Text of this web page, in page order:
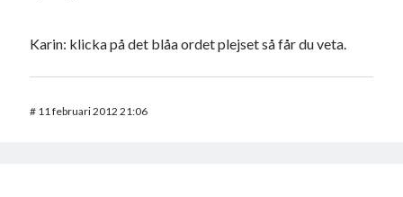
Karin: klicka på det blåa ordet plejset så får du veta.
# 11 februari 2012 21:06